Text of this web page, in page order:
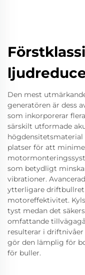
Den mest
generatören är dess
som inkorporerar
särskilt utformade
platser för att
som betydligt
vibrationer.
ytterligare
motoreffektivitet.
tyst medan det
omfattande
resulterar i
gör den lämplig för
för buller.